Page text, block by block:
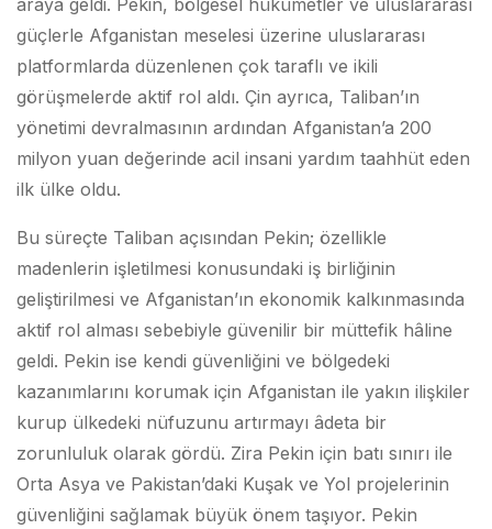
araya geldi. Pekin, bölgesel hükümetler ve uluslararası
güçlerle Afganistan meselesi üzerine uluslararası
platformlarda düzenlenen çok taraflı ve ikili
görüşmelerde aktif rol aldı. Çin ayrıca, Taliban’ın
yönetimi devralmasının ardından Afganistan’a 200
milyon yuan değerinde acil insani yardım taahhüt eden
ilk ülke oldu.
Bu süreçte Taliban açısından Pekin; özellikle
madenlerin işletilmesi konusundaki iş birliğinin
geliştirilmesi ve Afganistan’ın ekonomik kalkınmasında
aktif rol alması sebebiyle güvenilir bir müttefik hâline
geldi. Pekin ise kendi güvenliğini ve bölgedeki
kazanımlarını korumak için Afganistan ile yakın ilişkiler
kurup ülkedeki nüfuzunu artırmayı âdeta bir
zorunluluk olarak gördü. Zira Pekin için batı sınırı ile
Orta Asya ve Pakistan’daki Kuşak ve Yol projelerinin
güvenliğini sağlamak büyük önem taşıyor. Pekin